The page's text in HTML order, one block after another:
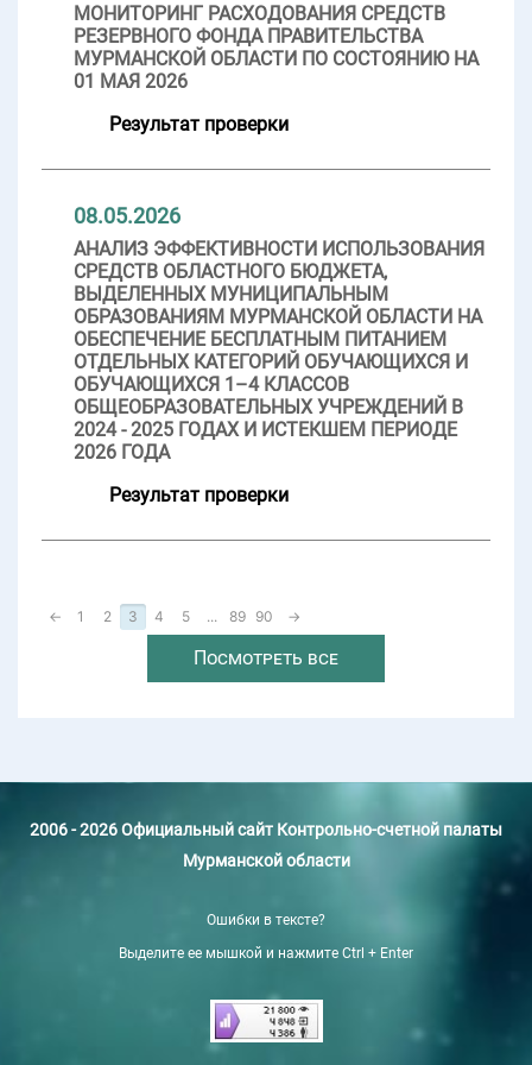
МОНИТОРИНГ РАСХОДОВАНИЯ СРЕДСТВ
РЕЗЕРВНОГО ФОНДА ПРАВИТЕЛЬСТВА
МУРМАНСКОЙ ОБЛАСТИ ПО СОСТОЯНИЮ НА
01 МАЯ 2026
Результат проверки
08.05.2026
АНАЛИЗ ЭФФЕКТИВНОСТИ ИСПОЛЬЗОВАНИЯ
СРЕДСТВ ОБЛАСТНОГО БЮДЖЕТА,
ВЫДЕЛЕННЫХ МУНИЦИПАЛЬНЫМ
ОБРАЗОВАНИЯМ МУРМАНСКОЙ ОБЛАСТИ НА
ОБЕСПЕЧЕНИЕ БЕСПЛАТНЫМ ПИТАНИЕМ
ОТДЕЛЬНЫХ КАТЕГОРИЙ ОБУЧАЮЩИХСЯ И
ОБУЧАЮЩИХСЯ 1–4 КЛАССОВ
ОБЩЕОБРАЗОВАТЕЛЬНЫХ УЧРЕЖДЕНИЙ В
2024 - 2025 ГОДАХ И ИСТЕКШЕМ ПЕРИОДЕ
2026 ГОДА
Результат проверки
← 1 2 3 4 5 ... 89 90 →
Посмотреть все
2006 - 2026 Официальный сайт Контрольно-счетной палаты
Мурманской области
Ошибки в тексте?
Выделите ее мышкой и нажмите Ctrl + Enter